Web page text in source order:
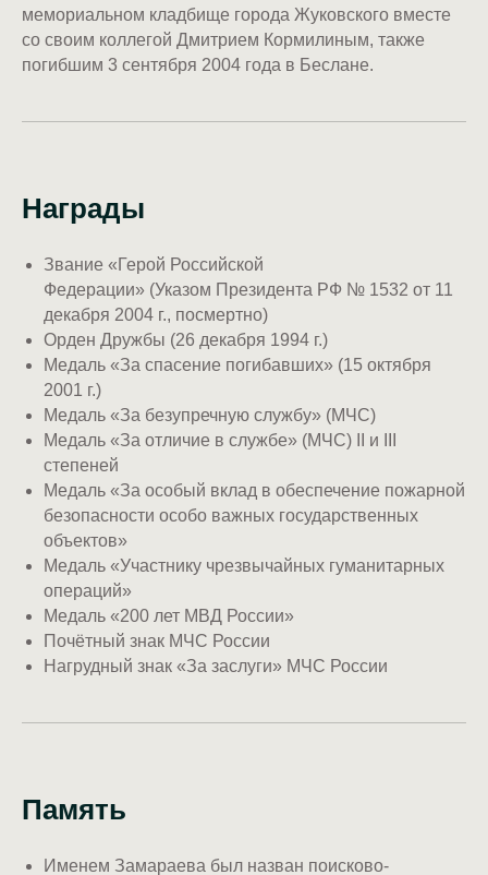
мемориальном кладбище города Жуковского вместе
со своим коллегой Дмитрием Кормилиным, также
погибшим 3 сентября 2004 года в Беслане.
Награды
Звание «Герой Российской
Федерации» (Указом Президента РФ № 1532 от 11
декабря 2004 г., посмертно)
Орден Дружбы (26 декабря 1994 г.)
Медаль «За спасение погибавших» (15 октября
2001 г.)
Медаль «За безупречную службу» (МЧС)
Медаль «За отличие в службе» (МЧС) II и III
степеней
Медаль «За особый вклад в обеспечение пожарной
безопасности особо важных государственных
объектов»
Медаль «Участнику чрезвычайных гуманитарных
операций»
Медаль «200 лет МВД России»
Почётный знак МЧС России
Нагрудный знак «За заслуги» МЧС России
Память
Именем Замараева был назван поисково-